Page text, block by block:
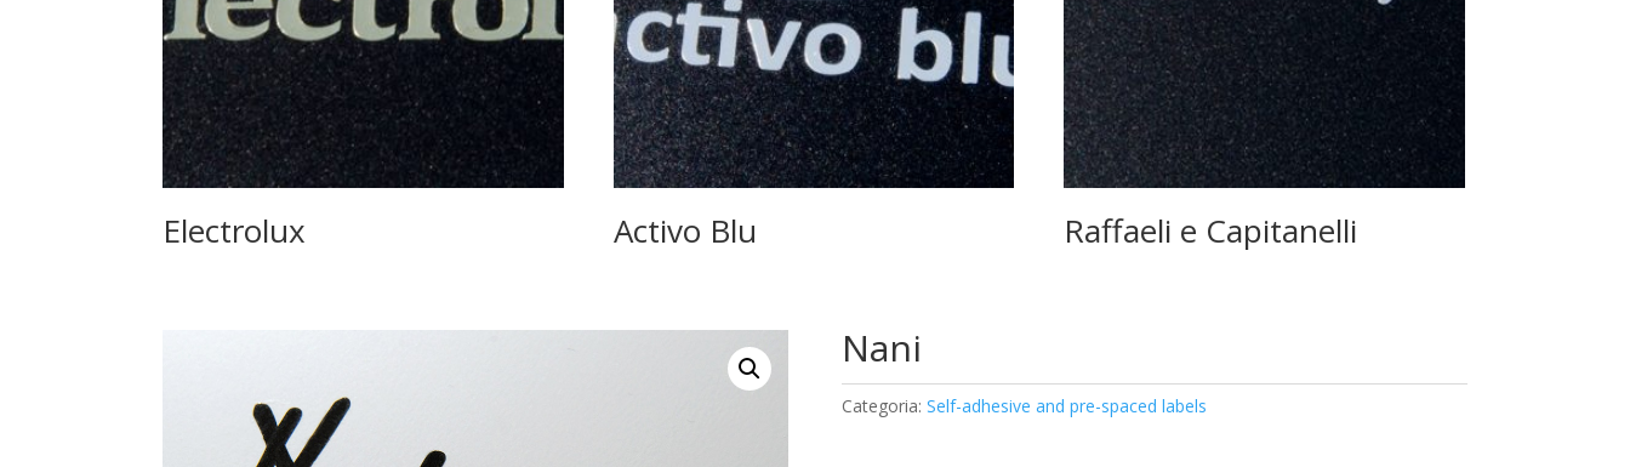
Electrolux Activo Blu Raffaeli e Capitanelli
Nani
Categoria: Self-adhesive and pre-spaced labels